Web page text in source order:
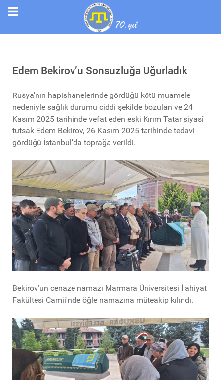
Edem Bekirov’u Sonsuzluğa Uğurladık
Rusya’nın hapishanelerinde gördüğü kötü muamele
nedeniyle sağlık durumu ciddi şekilde bozulan ve 24
Kasım 2025 tarihinde vefat eden eski Kırım Tatar siyasî
tutsak Edem Bekirov, 26 Kasım 2025 tarihinde tedavi
gördüğü İstanbul’da toprağa verildi.
Bekirov’un cenaze namazı Marmara Üniversitesi İlahiyat
Fakültesi Camii'nde öğle namazına müteakip kılındı.